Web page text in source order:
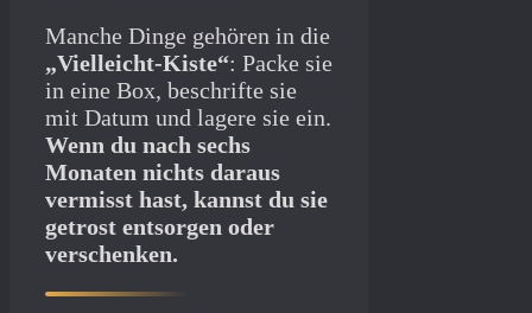
Manche Dinge gehören in die
„Vielleicht-Kiste“: Packe sie
in eine Box, beschrifte sie
mit Datum und lagere sie ein.
Wenn du nach sechs
Monaten nichts daraus
vermisst hast, kannst du sie
getrost entsorgen oder
verschenken.